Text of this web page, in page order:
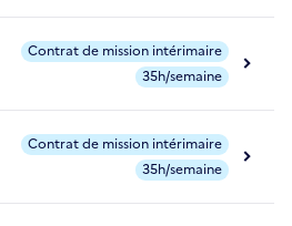
Contrat de mission intérimaire
35h/semaine
Contrat de mission intérimaire
35h/semaine